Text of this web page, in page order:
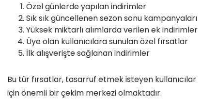
Özel günlerde yapılan indirimler
Sık sık güncellenen sezon sonu kampanyaları
Yüksek miktarlı alımlarda verilen ek indirimler
Üye olan kullanıcılara sunulan özel fırsatlar
İlk alışverişte sağlanan indirimler
Bu tür fırsatlar, tasarruf etmek isteyen kullanıcılar
için önemli bir çekim merkezi olmaktadır.